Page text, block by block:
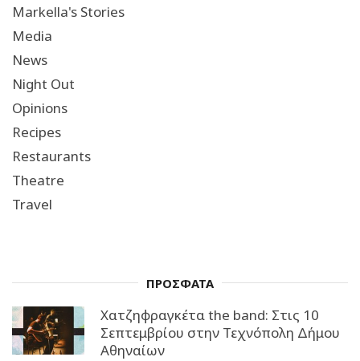
Markella's Stories
Media
News
Night Out
Opinions
Recipes
Restaurants
Theatre
Travel
ΠΡΟΣΦΑΤΑ
Χατζηφραγκέτα the band: Στις 10
Σεπτεμβρίου στην Τεχνόπολη Δήμου
Αθηναίων